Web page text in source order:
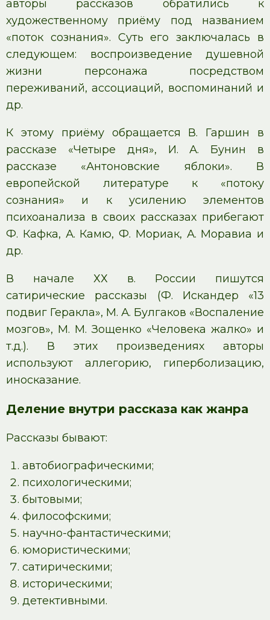
авторы рассказов обратились к
художественному приёму под названием
«поток сознания». Суть его заключалась в
следующем: воспроизведение душевной
жизни персонажа посредством
переживаний, ассоциаций, воспоминаний и
др.
К этому приёму обращается В. Гаршин в
рассказе «Четыре дня», И. А. Бунин в
рассказе «Антоновские яблоки». В
европейской литературе к «потоку
сознания» и к усилению элементов
психоанализа в своих рассказах прибегают
Ф. Кафка, А. Камю, Ф. Мориак, А. Моравиа и
др.
В начале ХХ в. России пишутся
сатирические рассказы (Ф. Искандер «13
подвиг Геракла», М. А. Булгаков «Воспаление
мозгов», М. М. Зощенко «Человека жалко» и
т.д.). В этих произведениях авторы
используют аллегорию, гиперболизацию,
иносказание.
Деление внутри рассказа как жанра
Рассказы бывают:
автобиографическими;
психологическими;
бытовыми;
философскими;
научно-фантастическими;
юмористическими;
сатирическими;
историческими;
детективными.